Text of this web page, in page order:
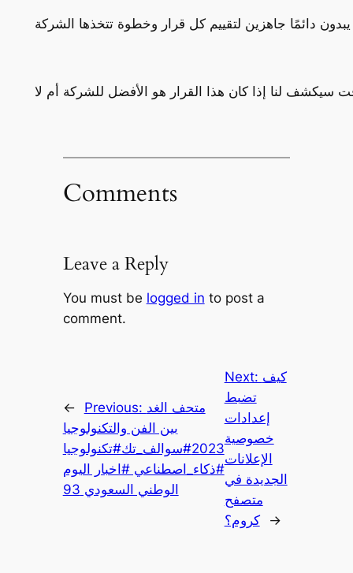
Comments
Leave a Reply
You must be logged in to post a
comment.
← Previous: متحف الغد
بين الفن والتكنولوجيا
2023#سوالف_تك#تكنولوجيا
#ذكاء_اصطناعي #اخبار اليوم
الوطني السعودي 93
Next: كيف
تضبط
إعدادات
خصوصية
الإعلانات
الجديدة في
متصفح
كروم؟
→